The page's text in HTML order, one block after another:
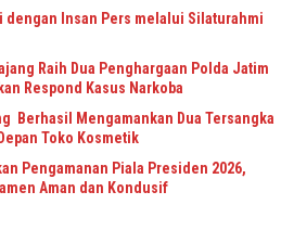
dengan Insan Pers melalui Silaturahmi
Raih Dua Penghargaan Polda Jatim
Respond Kasus Narkoba
Berhasil Mengamankan Dua Tersangka
Toko Kosmetik
Pengamanan Piala Presiden 2026,
Aman dan Kondusif